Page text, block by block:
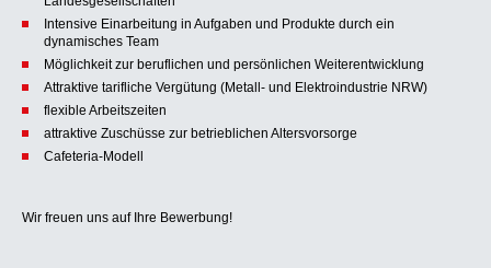
Intensive Einarbeitung in Aufgaben und Produkte durch ein
dynamisches Team
Möglichkeit zur beruflichen und persönlichen Weiterentwicklung
Attraktive tarifliche Vergütung (Metall- und Elektroindustrie NRW)
flexible Arbeitszeiten
attraktive Zuschüsse zur betrieblichen Altersvorsorge
Cafeteria-Modell
Wir freuen uns auf Ihre Bewerbung!